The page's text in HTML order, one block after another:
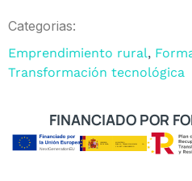
Categorias:
Emprendimiento rural,
Transformación tecnológica
FINANCIADO POR